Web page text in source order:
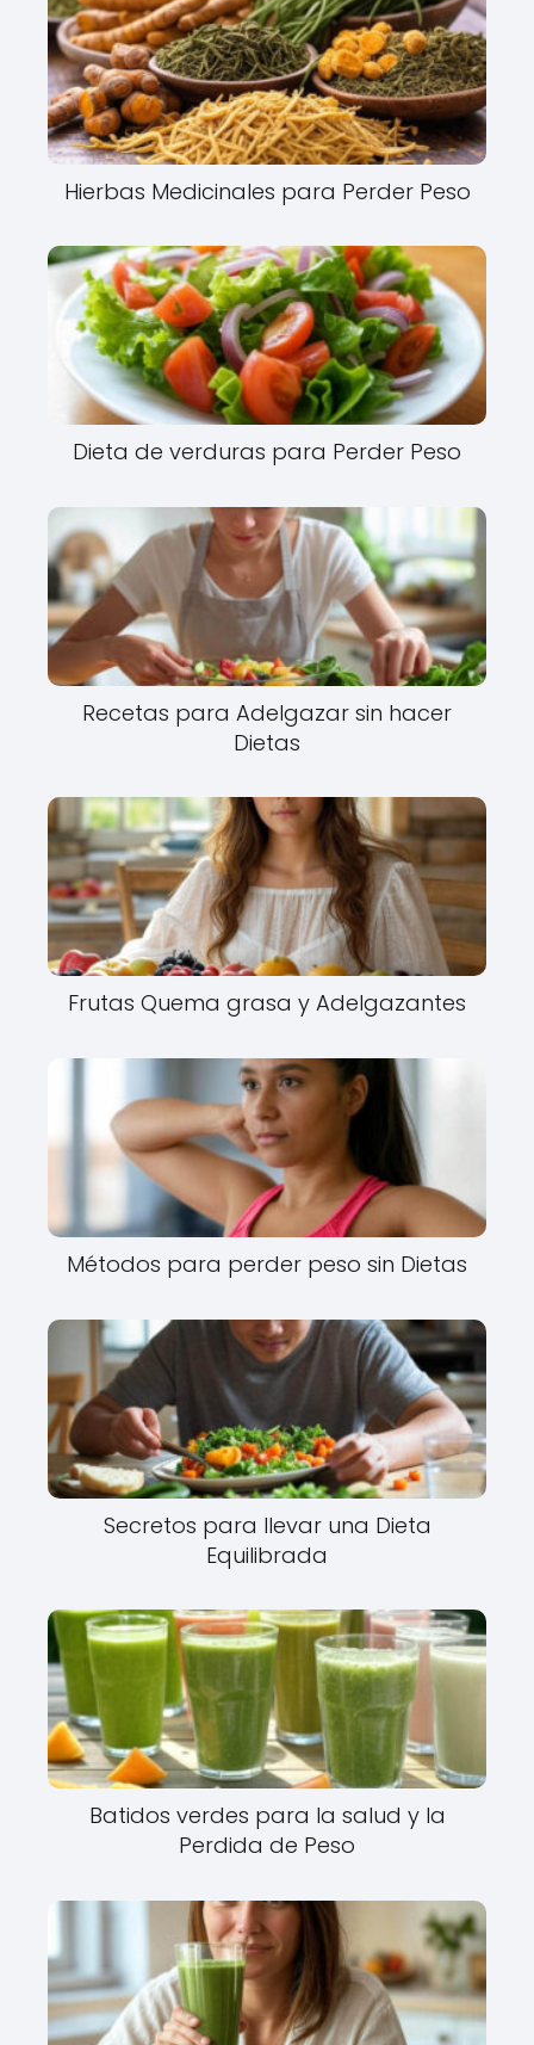
Hierbas Medicinales para Perder Peso
Dieta de verduras para Perder Peso
Recetas para Adelgazar sin hacer
Dietas
Frutas Quema grasa y Adelgazantes
Métodos para perder peso sin Dietas
Secretos para llevar una Dieta
Equilibrada
Batidos verdes para la salud y la
Perdida de Peso